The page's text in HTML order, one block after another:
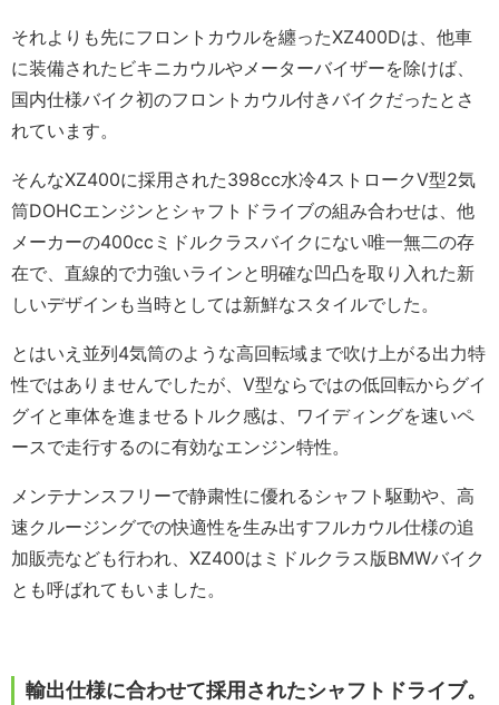
それよりも先にフロントカウルを纏ったXZ400Dは、他車
に装備されたビキニカウルやメーターバイザーを除けば、
国内仕様バイク初のフロントカウル付きバイクだったとさ
れています。
そんなXZ400に採用された398cc水冷4ストロークV型2気
筒DOHCエンジンとシャフトドライブの組み合わせは、他
メーカーの400ccミドルクラスバイクにない唯一無二の存
在で、直線的で力強いラインと明確な凹凸を取り入れた新
しいデザインも当時としては新鮮なスタイルでした。
とはいえ並列4気筒のような高回転域まで吹け上がる出力特
性ではありませんでしたが、V型ならではの低回転からグイ
グイと車体を進ませるトルク感は、ワイディングを速いペ
ースで走行するのに有効なエンジン特性。
メンテナンスフリーで静粛性に優れるシャフト駆動や、高
速クルージングでの快適性を生み出すフルカウル仕様の追
加販売なども行われ、XZ400はミドルクラス版BMWバイク
とも呼ばれてもいました。
輸出仕様に合わせて採用されたシャフトドライブ。